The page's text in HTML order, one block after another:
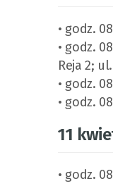
• godz.
• godz.
Reja 2;
• godz.
• godz.
11
• godz.